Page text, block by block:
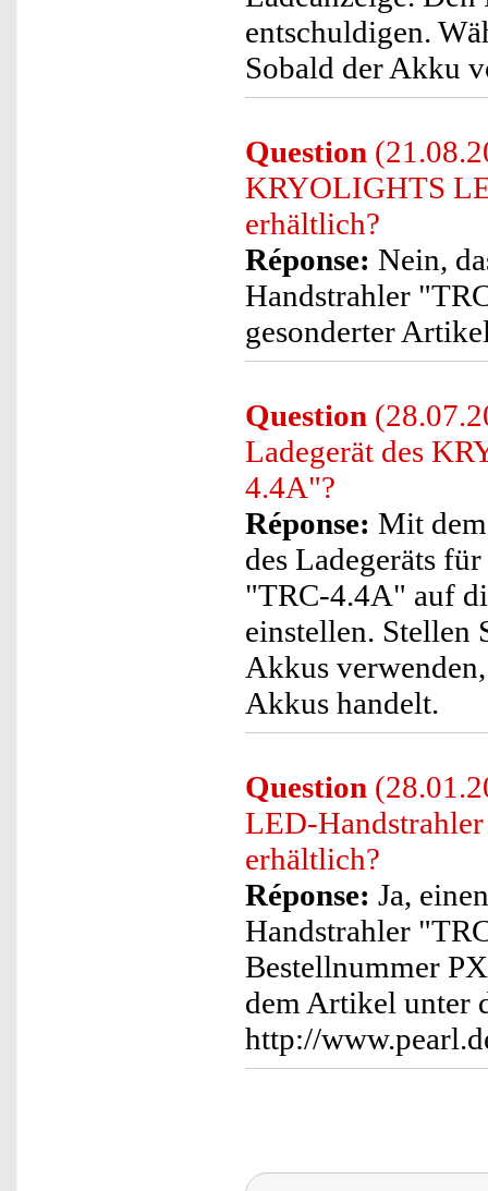
entschuldigen.
Sobald der Akku
Question
KRYOLIGHTS
erhältlich?
Réponse: Nein,
Handstrahler
gesonderter
Question
Ladegerät des
4.4A"?
Réponse: Mit dem
des Ladegeräts
"TRC-4.4A" auf
einstellen. Stellen
Akkus
Akkus handelt.
Question
LED-
erhältlich?
Réponse: Ja,
Handstrahler
Bestellnummer
dem Artikel unter
http://